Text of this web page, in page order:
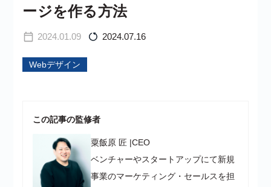
2024.01.09 2024.07.16
Webデザイン
ージを作る方法
この記事の監修者
粟飯原 匠 |CEO
ベンチャーやスタートアップにて新規
事業のマーケティング・セールスを担